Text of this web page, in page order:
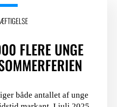
FLERE UNGE
både antallet af unge